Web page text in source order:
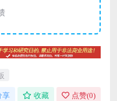
享 收藏 点赞(0)